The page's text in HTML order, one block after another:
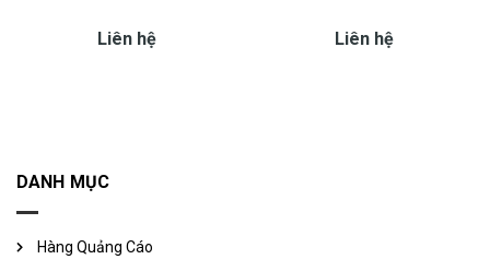
Liên hệ Liên hệ
DANH MỤC
Hàng Quảng Cáo